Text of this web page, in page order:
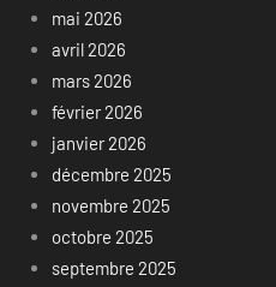
mai 2026
avril 2026
mars 2026
février 2026
janvier 2026
décembre 2025
novembre 2025
octobre 2025
septembre 2025